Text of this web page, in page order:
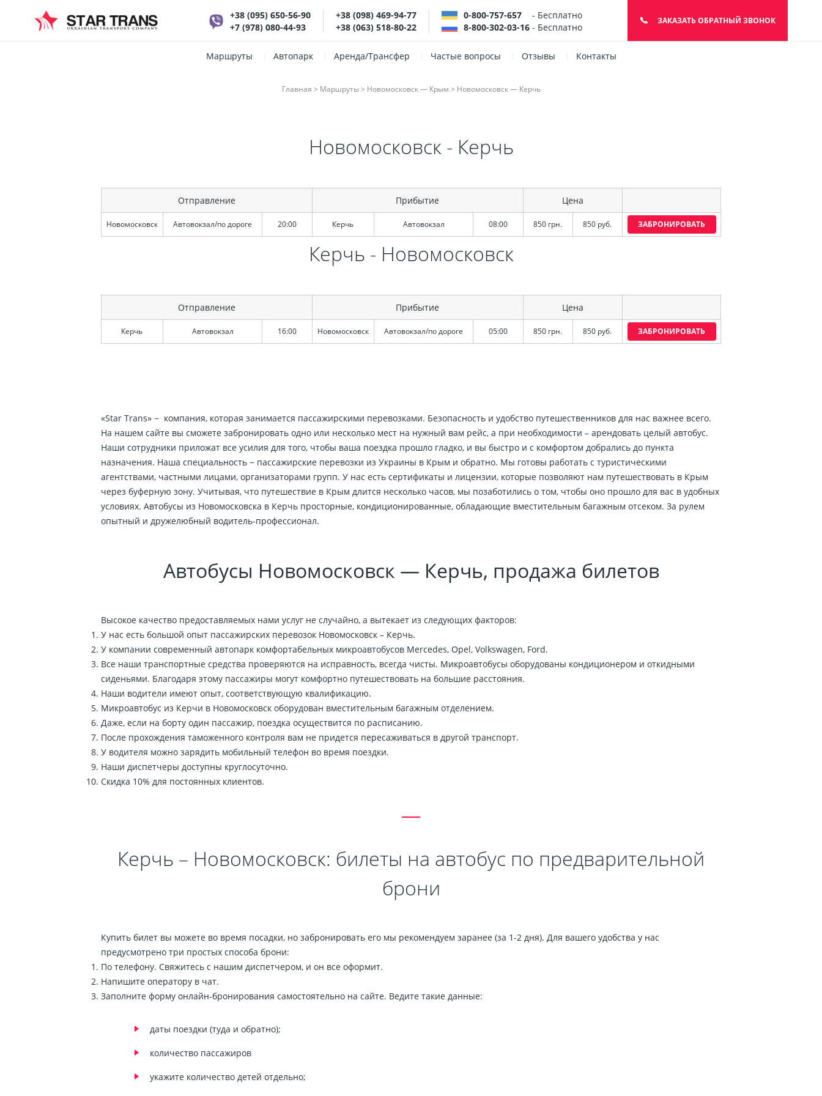
ЗАКАЗАТЬ ОБРАТНЫЙ ЗВОНОК
+38 (095) 650-56-90
+7 (978) 080-44-93
+38 (098) 469-94-77
+38 (063) 518-80-22
0-800-757-657
- Бесплатно
8-800-302-03-16 - Бесплатно
Маршруты Автопарк Аренда/Трансфер Частые вопросы Отзывы Контакты
Главная > Маршруты> Новомосковск — Крым > Новомосковск — Керчь
Новомосковск - Керчь
Отправление Прибытие Цена
Новомосковск Автовокзал/по дороге 20:00 Керчь Автовокзал 08:00 850 грн. 850 руб. ЗАБРОНИРОВАТЬ
Керчь - Новомосковск
Отправление Прибытие Цена
Керчь Автовокзал 16:00 Новомосковск Автовокзал/по дороге 05:00 850 грн. 850 руб. ЗАБРОНИРОВАТЬ
«Star Trans» − компания, которая занимается пассажирскими перевозками. Безопасность и удобство путешественников для нас важнее всего.
На нашем сайте вы сможете забронировать одно или несколько мест на нужный вам рейс, а при необходимости – арендовать целый автобус.
Наши сотрудники приложат все усилия для того, чтобы ваша поездка прошло гладко, и вы быстро и с комфортом добрались до пункта
назначения. Наша специальность − пассажирские перевозки из Украины в Крым и обратно. Мы готовы работать с туристическими
агентствами, частными лицами, организаторами групп. У нас есть сертификаты и лицензии, которые позволяют нам путешествовать в Крым
через буферную зону. Учитывая, что путешествие в Крым длится несколько часов, мы позаботились о том, чтобы оно прошло для вас в удобных
условиях. Автобусы из Новомосковска в Керчь просторные, кондиционированные, обладающие вместительным багажным отсеком. За рулем
опытный и дружелюбный водитель-профессионал.
Автобусы Новомосковск — Керчь, продажа билетов
Высокое качество предоставляемых нами услуг не случайно, а вытекает из следующих факторов:
У нас есть большой опыт пассажирских перевозок Новомосковск – Керчь.
У компании современный автопарк комфортабельных микроавтобусов Mercedes, Opel, Volkswagen, Ford.
Все наши транспортные средства проверяются на исправность, всегда чисты. Микроавтобусы оборудованы кондиционером и откидными
сиденьями. Благодаря этому пассажиры могут комфортно путешествовать на большие расстояния.
Наши водители имеют опыт, соответствующую квалификацию.
Микроавтобус из Керчи в Новомосковск оборудован вместительным багажным отделением.
Даже, если на борту один пассажир, поездка осуществится по расписанию.
После прохождения таможенного контроля вам не придется пересаживаться в другой транспорт.
У водителя можно зарядить мобильный телефон во время поездки.
Наши диспетчеры доступны круглосуточно.
Скидка 10% для постоянных клиентов.
Керчь – Новомосковск: билеты на автобус по предварительной
брони
Купить билет вы можете во время посадки, но забронировать его мы рекомендуем заранее (за 1-2 дня). Для вашего удобства у нас
предусмотрено три простых способа брони:
По телефону. Свяжитесь с нашим диспетчером, и он все оформит.
Напишите оператору в чат.
Заполните форму онлайн-бронирования самостоятельно на сайте. Ведите такие данные:
даты поездки (туда и обратно);
количество пассажиров
укажите количество детей отдельно;